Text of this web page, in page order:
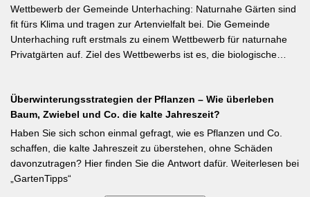
Aussaat von Stangenbohnen direkt ins Freiland noch problemlos
möglich. Samen über Nacht wässern, 5–6 cm tief setzen,
Pflanzabstand 50 cm. Als Mittelzehrer brauchen Stangenbohnen
im Gegensatz zu Buschbohnen eine moderierte Düngung
der Luft binden – Vorfrucht-Wirkung für das nächste Gartenjahr.
Wettbewerb der Gemeinde Unterhaching: Naturnahe Gärten sind
fit fürs Klima und tragen zur Artenvielfalt bei. Die Gemeinde
Unterhaching ruft erstmals zu einem Wettbewerb für naturnahe
Privatgärten auf. Ziel des Wettbewerbs ist es, die biologische
Verbesserung des Ortsklimas zu leisten. Warum? Entsiegelte
Flächen helfen… Hitze zu reduzieren Regenwasser besser zu
speichern und das Wohnumfeld insgesamt lebenswerter zu
gestalten. Insgesamt drei Gärten werden prämiert. Insgesamt drei
gleichwertige Sieger werden durch eine Expertenjury, bestehend
aus Vertretern der Gemeinde Unterhaching sowie des
Überwinterungsstrategien der Pflanzen – Wie überleben
Baum, Zwiebel und Co. die kalte Jahreszeit?
Haben Sie sich schon einmal gefragt, wie es Pflanzen und Co.
schaffen, die kalte Jahreszeit zu überstehen, ohne Schäden
davonzutragen? Hier finden Sie die Antwort dafür. Weiterlesen bei
„GartenTipps“